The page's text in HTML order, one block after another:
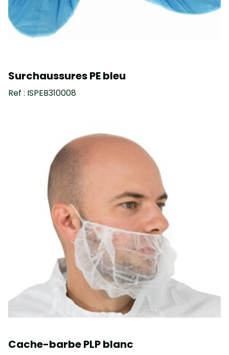
Surchaussures PE bleu
Ref : ISPEB310008
Cache-barbe PLP blanc